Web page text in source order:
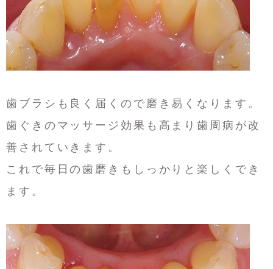
歯ブラシも良く届くので磨き易くなります。
歯ぐきのマッサージ効果も高まり歯周病が改
善されていきます。
これで毎日の歯磨きもしっかりと楽しくでき
ます。